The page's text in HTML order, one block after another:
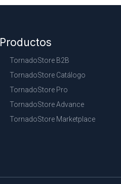
Productos
TornadoStore B2B
TornadoStore Catálogo
TornadoStore Pro
TornadoStore Advance
TornadoStore Marketplace